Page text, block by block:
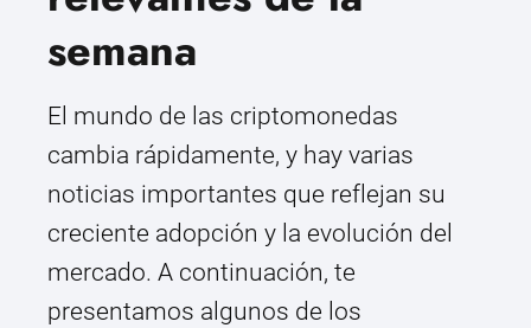
semana
El mundo de las criptomonedas
cambia rápidamente, y hay varias
noticias importantes que reflejan su
creciente adopción y la evolución del
mercado. A continuación, te
presentamos algunos de los